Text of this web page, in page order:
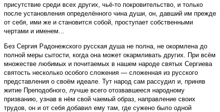
присутствие среди всех других, чьё-то покровительство, и только
после установления определённого чина души, он, давший им прежде
от себя, ими же и становится собой, проступает собственными
чертами и именем...
Без Сергия Радонежского русская душа не полна, не окормлена до
полной меры сытости, когда она может окармливать других. При всём
множестве любимых и почитаемых в нашем народе святых Сергиева
святость несколько особого сложения — сложенная из русского
представления о своём идеале. Тут народ сам рассудил и, приняв
житие Преподобного, лучше всего отозвавшееся народному
призванию, узнав в нём свой чаемый образ, направление своих
трудов, он и от себя добавил ему там, где сужено было одной